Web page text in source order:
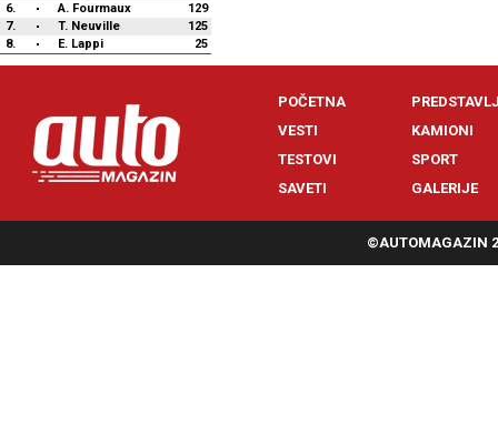
6.
A. Fourmaux
129
7.
T. Neuville
125
8.
E. Lappi 25
POČETNA
VESTI
TESTOVI
SAVETI
KAMIONI
SPORT
GALERIJE
©AUTOMAGAZIN